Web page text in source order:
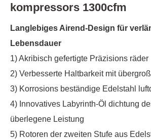
kompressors 1300cfm
Langlebiges Airend-Design für
Lebensdauer
1) Akribisch gefertigte Präzisions räder
2) Verbesserte Haltbarkeit mit
3) Korrosions beständige Edelstahl
4) Innovatives Labyrinth-Öl dichtung
überlegene Leistung
5) Rotoren der zweiten Stufe aus